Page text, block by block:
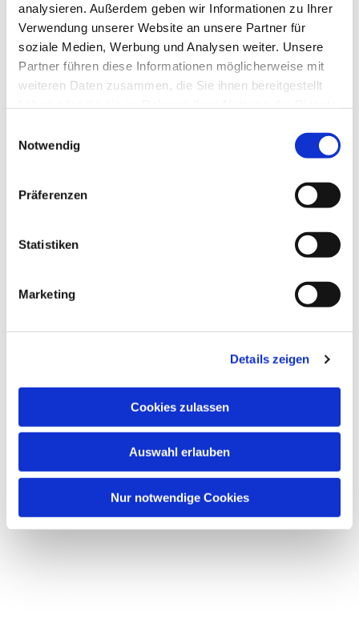
analysieren. Außerdem geben wir Informationen zu Ihrer
Verwendung unserer Website an unsere Partner für
soziale Medien, Werbung und Analysen weiter. Unsere
Partner führen diese Informationen möglicherweise mit
weiteren Daten zusammen, die Sie ihnen bereitgestellt
Notwendig
Präferenzen
Statistiken
Marketing
Details zeigen
Cookies zulassen
Auswahl erlauben
Nur notwendige Cookies